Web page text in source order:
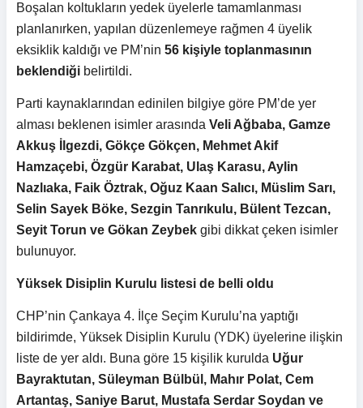
Boşalan koltukların yedek üyelerle tamamlanması
planlanırken, yapılan düzenlemeye rağmen 4 üyelik
eksiklik kaldığı ve PM’nin 56 kişiyle toplanmasının
beklendiği belirtildi.
Parti kaynaklarından edinilen bilgiye göre PM’de yer
alması beklenen isimler arasında Veli Ağbaba, Gamze
Akkuş İlgezdi, Gökçe Gökçen, Mehmet Akif
Hamzaçebi, Özgür Karabat, Ulaş Karasu, Aylin
Nazlıaka, Faik Öztrak, Oğuz Kaan Salıcı, Müslim Sarı,
Selin Sayek Böke, Sezgin Tanrıkulu, Bülent Tezcan,
Seyit Torun ve Gökan Zeybek gibi dikkat çeken isimler
bulunuyor.
Yüksek Disiplin Kurulu listesi de belli oldu
CHP’nin Çankaya 4. İlçe Seçim Kurulu’na yaptığı
bildirimde, Yüksek Disiplin Kurulu (YDK) üyelerine ilişkin
liste de yer aldı. Buna göre 15 kişilik kurulda Uğur
Bayraktutan, Süleyman Bülbül, Mahır Polat, Cem
Artantaş, Saniye Barut, Mustafa Serdar Soydan ve